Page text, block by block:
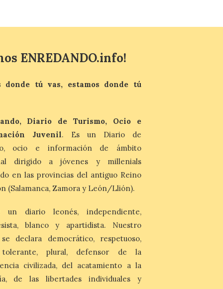
Leaders Lounge, dos espacios exclusivos
total del 12 de agosto.
7 Ago 2026
León es la provincia más
económica (116€/noche),
más agotadas: solo un 4%
de alojamientos libres.
Zamora, Palencia y Álava son las
provincias con menos margen: apenas un
El eclipse genera un boom
de reservas hoteleras y
precios desorbitados,
según SiteMinder
7 Ago 2026
ENREDANDO.info!
donde tú vas, estamos donde tú
Diario de Turismo, Ocio e
Juvenil. Es un Diario de
ocio e información de ámbito
dirigido a jóvenes y millenials
en las provincias del antiguo Reino
(Salamanca, Zamora y León/Llión).
un diario leonés, independiente,
blanco y apartidista. Nuestro
declara democrático, respetuoso,
tolerante, plural, defensor de la
civilizada, del acatamiento a la
de las libertades individuales y